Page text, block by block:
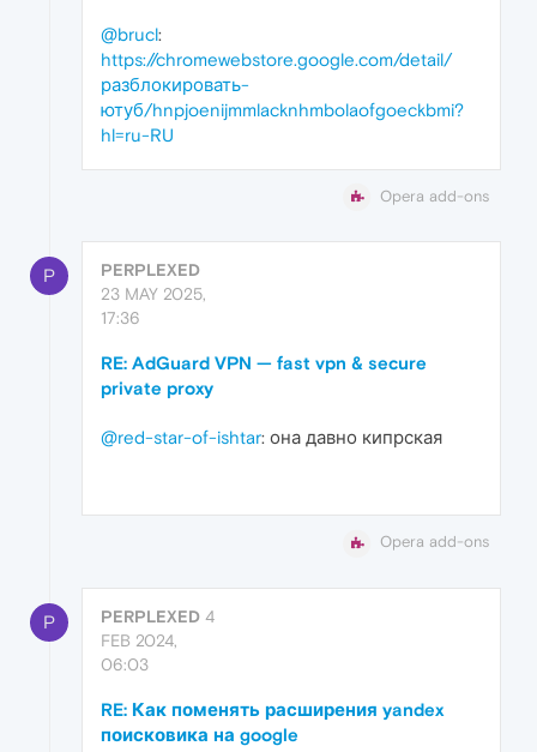
@brucl:
https://chromewebstore.google.com/detail/
разблокировать-
ютуб/hnpjoenijmmlacknhmbolaofgoeckbmi?
hl=ru-RU
Opera add-ons
P
PERPLEXED
23 MAY 2025,
17:36
RE: AdGuard VPN — fast vpn & secure
private proxy
@red-star-of-ishtar: она давно кипрская
Opera add-ons
P PERPLEXED 4
FEB 2024,
06:03
RE: Как поменять расширения yandex
поисковика на google